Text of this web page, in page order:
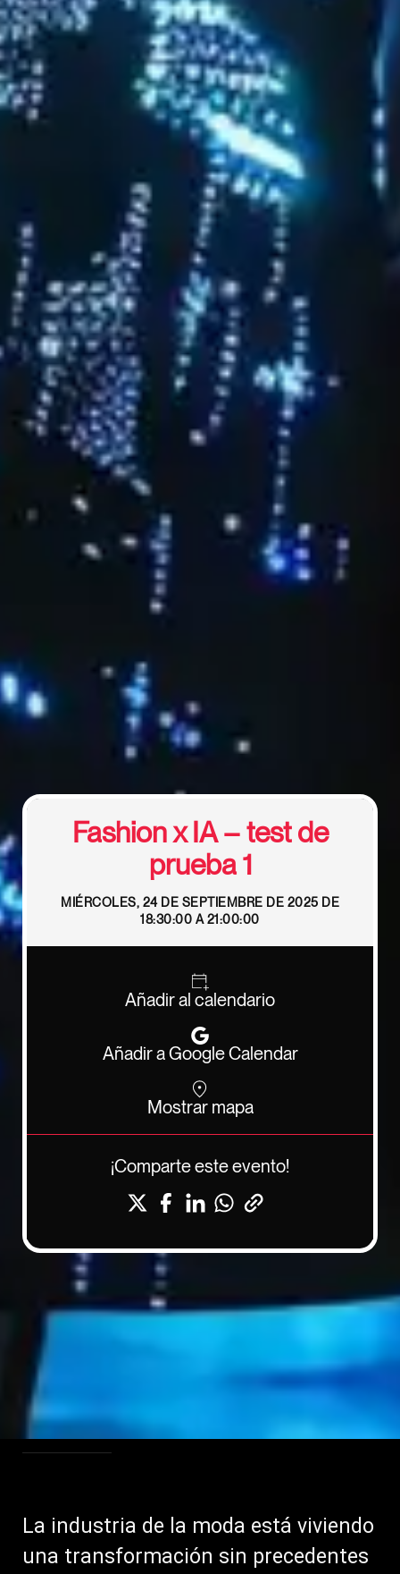
Fashion x IA – test de
prueba 1
MIÉRCOLES, 24 DE SEPTIEMBRE DE 2025 DE
18:30:00 A 21:00:00
Añadir al calendario
Añadir a Google Calendar
Mostrar mapa
¡Comparte este evento!
La industria de la moda está viviendo
una transformación sin precedentes